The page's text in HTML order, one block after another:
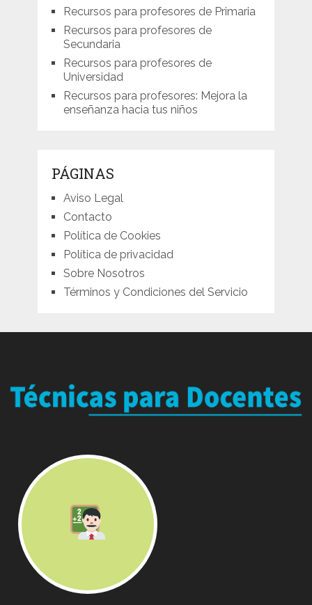
Recursos para profesores de Primaria
Recursos para profesores de
Secundaria
Recursos para profesores de
Universidad
Recursos para profesores: Mejora la
enseñanza hacia tus niños
PÁGINAS
Aviso Legal
Contacto
Política de Cookies
Política de privacidad
Sobre Nosotros
Términos y Condiciones del Servicio